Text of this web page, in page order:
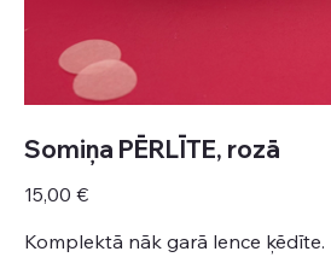
Somiņa PĒRLĪTE, rozā
15,00 €
Komplektā nāk garā lence ķēdīte.